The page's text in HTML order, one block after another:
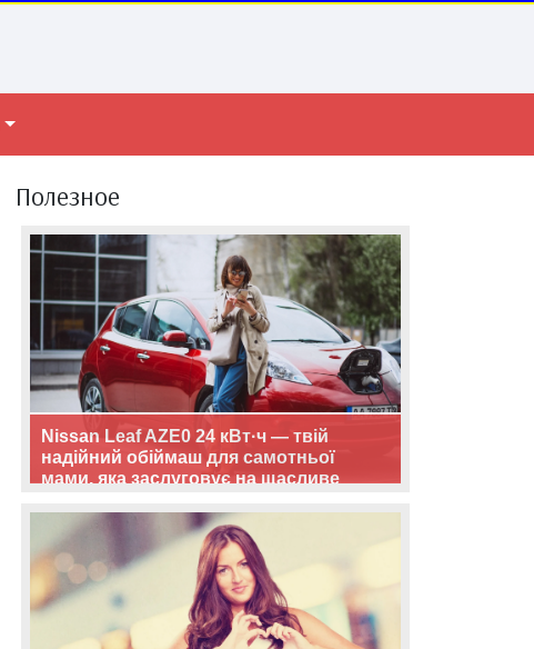
Полезное
Nissan Leaf AZE0 24 кВт·ч — твій
надійний обіймаш для самотньої
мами, яка заслуговує на щасливе